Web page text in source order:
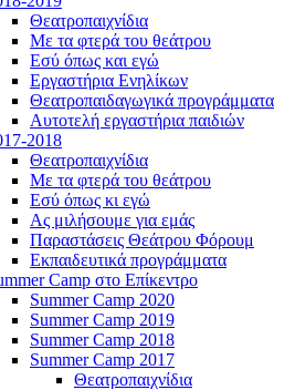
Θεατροπαιχνίδια
Με τα φτερά του θεάτρου
Εσύ όπως και εγώ
Εργαστήρια Ενηλίκων
Θεατροπαιδαγωγικά προγράμματα
Αυτοτελή εργαστήρια παιδιών
2018
Θεατροπαιχνίδια
Με τα φτερά του θεάτρου
Εσύ όπως κι εγώ
Ας μιλήσουμε για εμάς
Παραστάσεις Θεάτρου Φόρουμ
Εκπαιδευτικά προγράμματα
Camp στο Επίκεντρο
Summer Camp 2020
Summer Camp 2019
Summer Camp 2018
Summer Camp 2017
Θεατροπαιχνίδια